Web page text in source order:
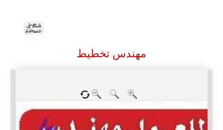
مهندس تخطيط